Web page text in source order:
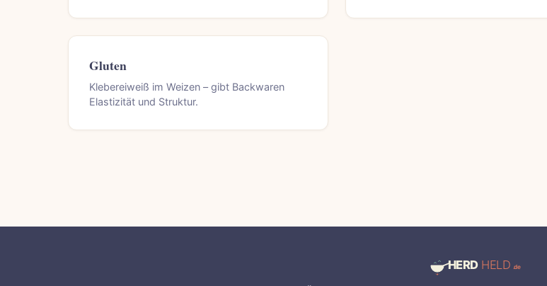
Gluten
Klebereiweiß im Weizen – gibt Backwaren
Elastizität und Struktur.